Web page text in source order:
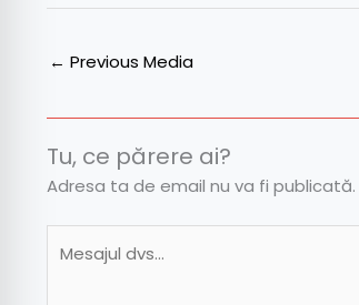
← Previous Media
Tu, ce părere ai?
Adresa ta de email nu va fi publicată.